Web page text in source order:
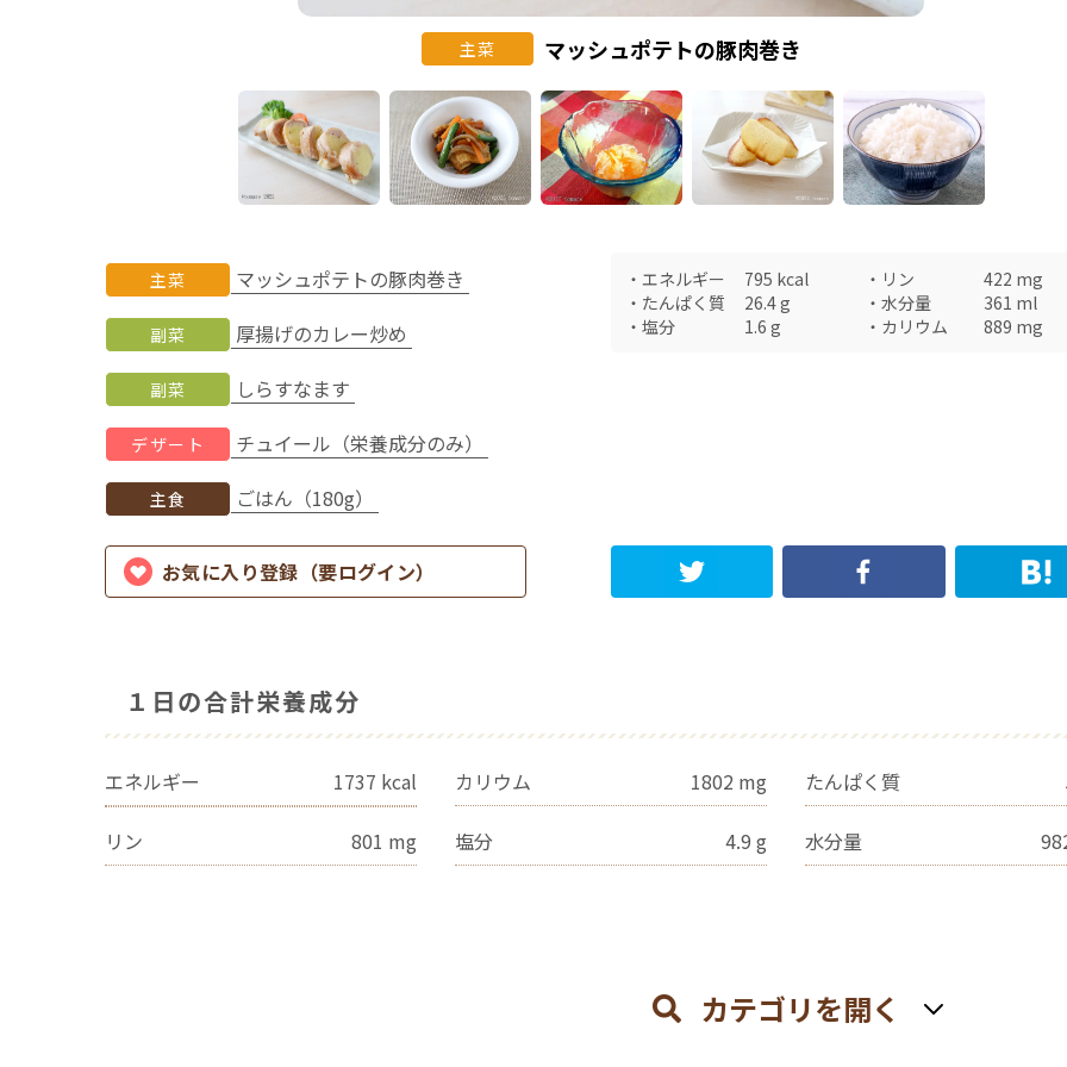
主菜 マッシュポテトの豚肉巻き
主菜 マッシュポテトの豚肉巻き
副菜 厚揚げのカレー炒め
副菜 しらすなます
デザート チュイール（栄養成分のみ）
主食 ごはん（180g）
・ エネルギー 795 kcal ・ リン 422 mg
・ たんぱく質 26.4g ・ 水分量 361 ml
・ 塩分 1.6 g ・ カリウム 889 mg
お気に入り登録（要ログイン）
１日の合計栄養成分
エネルギー 1737 kcal カリウム 1802 mg たんぱく質
リン 801 mg 塩分 4.9 g 水分量
カテゴリを開く